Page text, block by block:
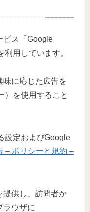
ビス「Google
用しています。
味に応じた広告を
）を使用すること
設定およびGoogle
– ポリシーと規約 –
提供し、訪問者か
ラウザに